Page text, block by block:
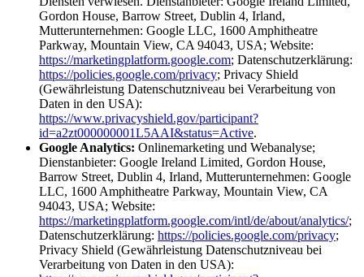
Gordon House, Barrow Street, Dublin 4, Irland,
Mutterunternehmen: Google LLC, 1600 Amphitheatre
Parkway, Mountain View, CA 94043, USA; Website:
https://marketingplatform.google.com; Datenschutzerklärung:
https://policies.google.com/privacy; Privacy Shield
(Gewährleistung Datenschutzniveau bei Verarbeitung von
Daten in den USA):
https://www.privacyshield.gov/participant?
id=a2zt000000001L5AAI&status=Active.
Google Analytics: Onlinemarketing und Webanalyse;
Dienstanbieter: Google Ireland Limited, Gordon House,
Barrow Street, Dublin 4, Irland, Mutterunternehmen: Google
LLC, 1600 Amphitheatre Parkway, Mountain View, CA
94043, USA; Website:
https://marketingplatform.google.com/intl/de/about/analytics/;
Datenschutzerklärung: https://policies.google.com/privacy;
Privacy Shield (Gewährleistung Datenschutzniveau bei
Verarbeitung von Daten in den USA):